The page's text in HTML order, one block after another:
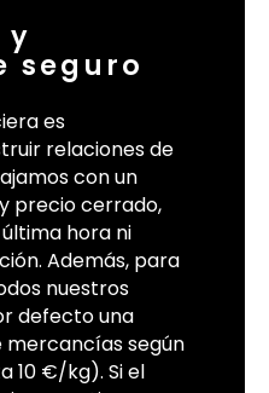
y
seguro
es
relaciones de
con un
precio cerrado,
hora ni
Además, para
nuestros
defecto una
según
10 €/kg). Si el